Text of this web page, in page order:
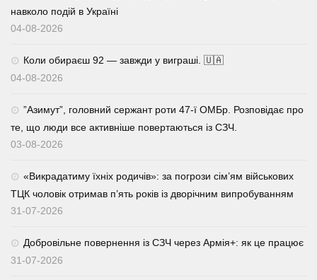
навколо подій в Україні
04-08-2026
Коли обираєш 92 — завжди у виграші. 🇺🇦
04-08-2026
⁨”Азимут”, головний сержант роти 47-ї ОМБр. Розповідає про
те, що люди все активніше повертаються із СЗЧ.
03-08-2026
«Викрадатиму їхніх родичів»: за погрози сім’ям військових
ТЦК чоловік отримав п’ять років із дворічним випробуванням
31-07-2026
Добровільне повернення із СЗЧ через Армія+: як це працює
31-07-2026